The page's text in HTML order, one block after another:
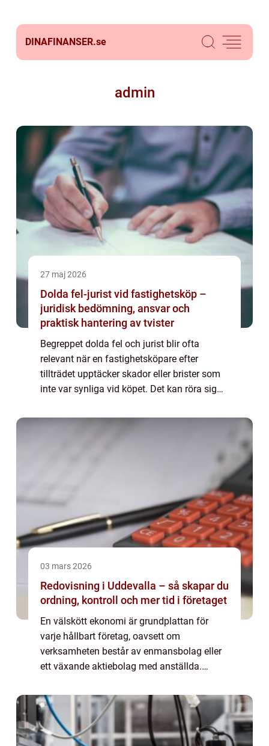
DINAFINANSER.se
admin
27 maj 2026
Dolda fel-jurist vid fastighetsköp –
juridisk bedömning, ansvar och
praktisk hantering av tvister
Begreppet dolda fel och jurist blir ofta
relevant när en fastighetsköpare efter
tillträdet upptäcker skador eller brister som
inte var synliga vid köpet. Det kan röra sig
fel som...
03 mars 2026
Redovisning i Uddevalla – så skapar du
ordning, kontroll och mer tid i företaget
En välskött ekonomi är grundplattan för
varje hållbart företag, oavsett om
verksamheten består av enmansbolag eller
ett växande aktiebolag med anställda.